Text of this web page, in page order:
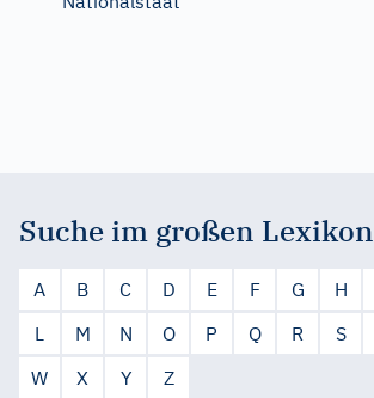
Suche im großen Lexikon
A B C D E F G H
L
M N O P Q R S
W
X Y Z